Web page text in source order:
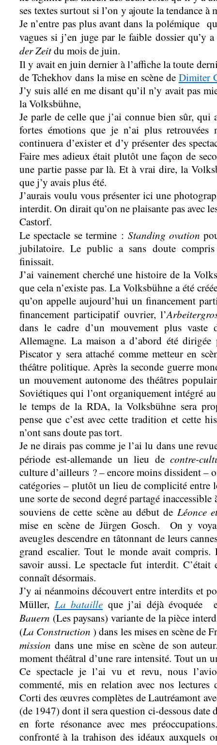
ses textes surtout si l’on y ajoute la tendance à
Je n’entre pas plus avant dans la polémique
vagues si j’en juge par le faible dossier qu’y
der Zeitdu mois de juin.
Il y avait en juin dernier à l’affiche la toute
de Tchekhov dans la mise en scène de Dimiter
J’y suis allé en me disant qu’il n’y avait pas
la Volksbühne,
Je parle de celle que j’ai connue bien sûr, qui
fortes émotions que je n’ai plus
continuera d’exister et d’y présenter des
Faire mes adieux était plutôt une façon de
une partie passe par là. Et à vrai dire, la
que j’y avais plus été.
J’aurais voulu vous présenter ici une
interdit. On dirait qu’on ne plaisante pas avec
Castorf.
Le spectacle se termine : Standing ovation
jubilatoire. Le public a sans doute
finissait.
J’ai vainement cherché une histoire de la
que cela n’existe pas. La Volksbühne a été
qu’on appelle aujourd’hui un financement
financement participatif ouvrier, l’
dans le cadre d’un mouvement plus vaste
Allemagne. La maison a d’abord été
Piscator y sera attaché comme metteur en
théâtre politique. Après la seconde guerre
un mouvement autonome des théâtres
Soviétiques qui l’ont organiquement intégré
le temps de la RDA, la Volksbühne sera
pense que c’est avec cette tradition et cette
n’ont sans doute pas tort.
Je ne dirais pas comme je l’ai lu dans une
période est-allemande un lieu decontre-
culture d’ailleurs ? – encore moins dissident –
catégories – plutôt un lieu de complicité entre
une sorte de second degré partagé
souviens de cette scène au début de Léonce
mise en scène de Jürgen Gosch. On y
aveugles descendre en tâtonnant de leurs
grand escalier. Tout le monde avait
savoir aussi. Le spectacle fut interdit.
connaît désormais.
J’y ai néanmoins découvert entre interdits et
Müller, La bataille que j’ai déjà évoquée
Bauern (Les paysans) variante de la pièce
(La Construction ) dans les mises en scène
mission dans une mise en scène de son
moment théâtral d’une rare intensité. Tout un
Ce spectacle je l’ai vu et revu, nous
commenté, mis en relation avec nos lectures
Corti des œuvres complètes de Lautréamont
(de 1947) dont il sera question ci-dessous date
en forte résonance avec mes
confronté à la trahison des idéaux auxquels